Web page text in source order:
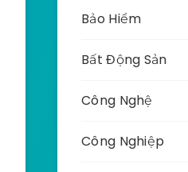
Bảo Hiểm
Bất Động Sản
Công Nghệ
Công Nghiệp